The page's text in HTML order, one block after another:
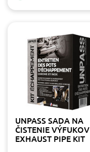
UNPASS SADA NA
ČISTENIE VÝFUKOV
EXHAUST PIPE KIT